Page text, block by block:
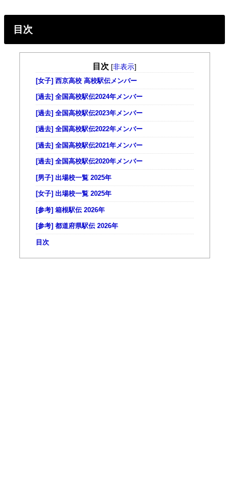
目次
目次 [非表示]
[女子] 西京高校 高校駅伝メンバー
[過去] 全国高校駅伝2024年メンバー
[過去] 全国高校駅伝2023年メンバー
[過去] 全国高校駅伝2022年メンバー
[過去] 全国高校駅伝2021年メンバー
[過去] 全国高校駅伝2020年メンバー
[男子] 出場校一覧 2025年
[女子] 出場校一覧 2025年
[参考] 箱根駅伝 2026年
[参考] 都道府県駅伝 2026年
目次